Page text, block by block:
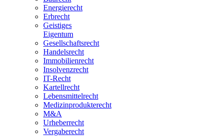
Energierecht
Erbrecht
Geistiges
Eigentum
Gesellschaftsrecht
Handelsrecht
Immobilienrecht
Insolvenzrecht
IT-Recht
Kartellrecht
Lebensmittelrecht
Medizinprodukterecht
M&A
Urheberrecht
Vergaberecht